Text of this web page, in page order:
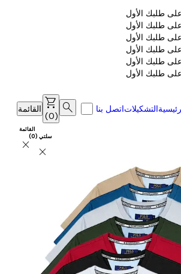
التشكيلاتاتصل بنا
search
shopping_cart
(
0
)
سلتي (
0
)
close
القائمة
القائمة
close